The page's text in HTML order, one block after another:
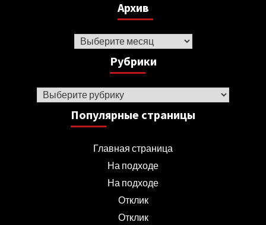
Архив
Архив
Рубрики
Рубрики
Популярные страницы
Главная страница
На подходе
На подходе
Отклик
Отклик